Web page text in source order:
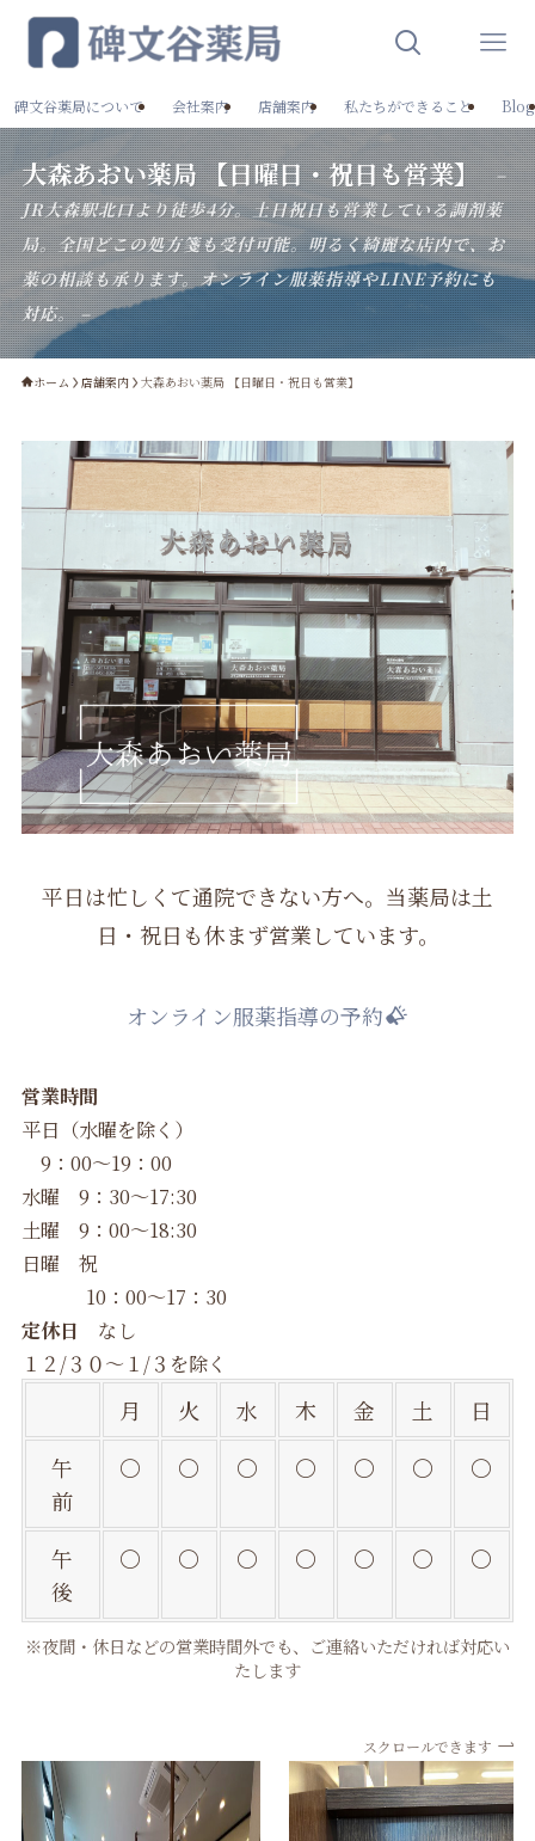
碑文谷薬局について 会社案内 店舗案内 私たちができること Blog
大森あおい薬局 【日曜日・祝日も営業】
–
JR大森駅北口より徒歩4分。土日祝日も営業している調剤薬
局。全国どこの処方箋も受付可能。明るく綺麗な店内で、お
薬の相談も承ります。オンライン服薬指導やLINE予約にも
対応。 –
ホーム 店舗案内 大森あおい薬局 【日曜日・祝日も営業】
平日は忙しくて通院できない方へ。当薬局は土
日・祝日も休まず営業しています。
オンライン服薬指導の予約
営業時間
平日（水曜を除く）
9：00～19：00
水曜 9：30～17:30
土曜 9：00～18:30
日曜 祝
10：00～17：30
定休日 なし
１２/３０～１/３を除く
月 火 水 木 金 土
日
午
前
〇 〇 〇 〇 〇 〇 〇
午
後
〇 〇 〇 〇 〇 〇 〇
※夜間・休日などの営業時間外でも、ご連絡いただければ対応い
たします
スクロールできます